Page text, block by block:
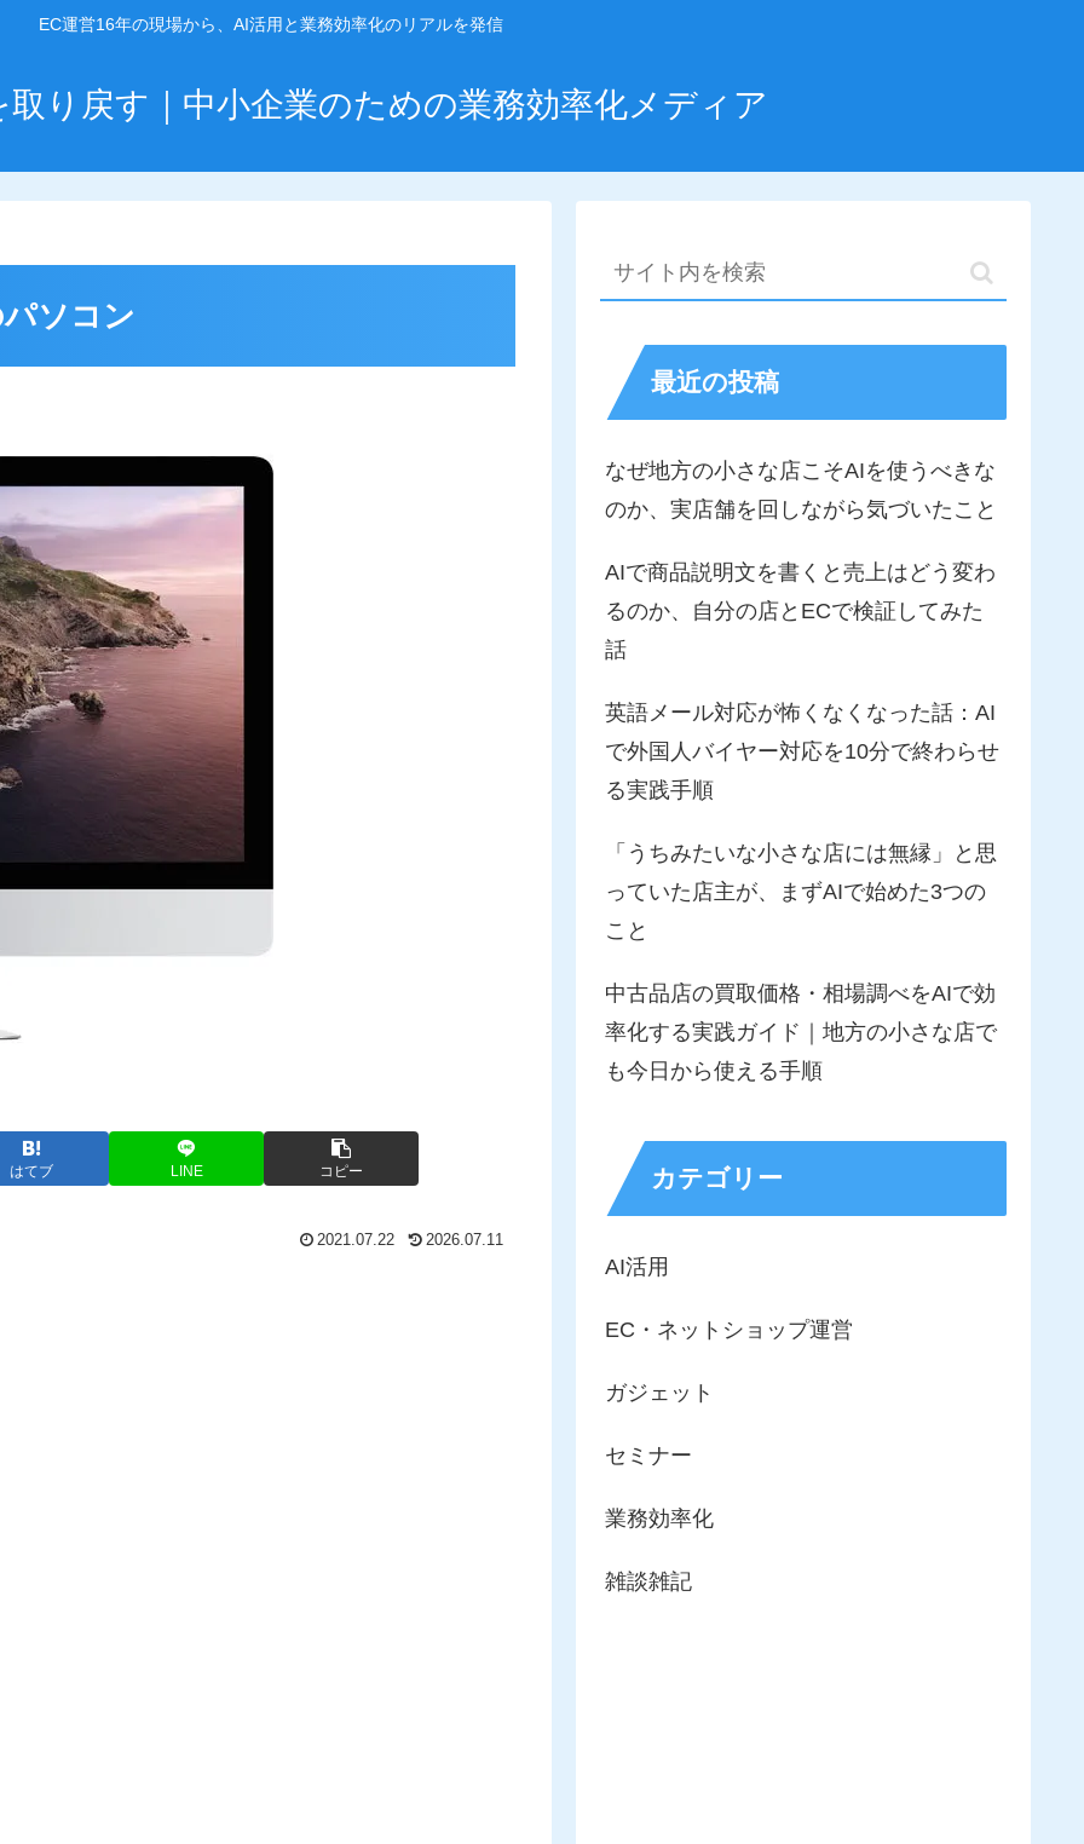
EC運営16年の現場から、AI活用と業務効率化のリアルを発信
り戻す｜中小企業のための業務効率化メディア
ソコン
はてブ LINE コピー
2021.07.22 2026.07.11
最近の投稿
なぜ地方の小さな店こそAIを使うべきな
のか、実店舗を回しながら気づいたこと
AIで商品説明文を書くと売上はどう変わ
るのか、自分の店とECで検証してみた
話
英語メール対応が怖くなくなった話：AI
で外国人バイヤー対応を10分で終わらせ
る実践手順
「うちみたいな小さな店には無縁」と思
っていた店主が、まずAIで始めた3つの
こと
中古品店の買取価格・相場調べをAIで効
率化する実践ガイド｜地方の小さな店で
も今日から使える手順
カテゴリー
AI活用
EC・ネットショップ運営
ガジェット
セミナー
業務効率化
雑談雑記